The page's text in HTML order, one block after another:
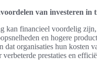
van investeren in
kan financieel voordelig
en hogere
dat organisaties hun kosten
prestaties en